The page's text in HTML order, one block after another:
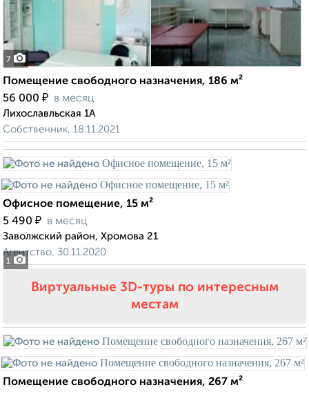
7
Помещение свободного назначения, 186 м²
56 000 ₽ в месяц
Лихославльская 1А
Собственник, 18.11.2021
1
Офисное помещение, 15 м²
5 490 ₽ в месяц
Заволжский район, Хромова 21
Агентство, 30.11.2020
Виртуальные 3D-туры по интересным
местам
Помещение свободного назначения, 267 м²